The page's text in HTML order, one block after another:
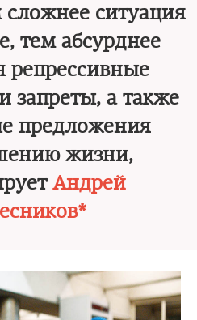
сложнее ситуация
тем абсурднее
репрессивные
запреты, а также
предложения
жизни,
Андрей